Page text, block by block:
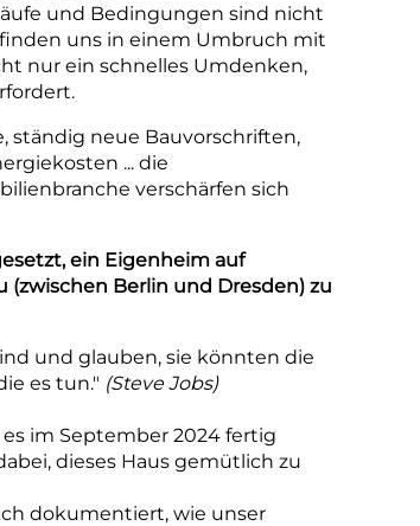
und Bedingungen sind nicht
uns in einem Umbruch mit
nur ein schnelles Umdenken,
ständig neue Bauvorschriften,
... die
verschärfen sich
ein Eigenheim auf
Berlin und Dresden) zu
und glauben, sie könnten die
es tun." (Steve Jobs)
im September 2024 fertig
dieses Haus gemütlich zu
dokumentiert, wie unser